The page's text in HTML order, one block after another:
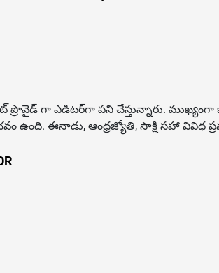
ప్రొవైడ్ గా ఎడిటర్‌గా పని చేస్తున్నారు.
ఉంది. ఈనాడు, ఆంధ్ర‌జ్యోతి, సాక్షి స‌హా వివిధ